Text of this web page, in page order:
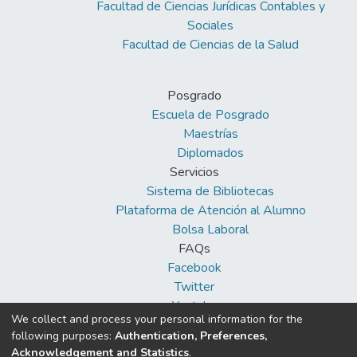
Facultad de Ciencias Jurídicas Contables y
Sociales
Facultad de Ciencias de la Salud
Posgrado
Escuela de Posgrado
Maestrías
Diplomados
Servicios
Sistema de Bibliotecas
Plataforma de Atención al Alumno
Bolsa Laboral
FAQs
Facebook
Twitter
Youtube
We collect and process your personal information for the
following purposes: Authentication, Preferences,
Acknowledgement and Statistics.